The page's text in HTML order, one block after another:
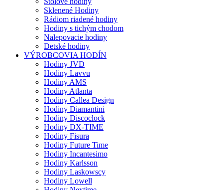
Sklenené Hodiny
Rádiom riadené hodiny
Hodiny s tichým chodom
Nalepovacie hodiny
Detské hodiny
VÝROBCOVIA HODÍN
Hodiny JVD
Hodiny Lavvu
Hodiny AMS
Hodiny Atlanta
Hodiny Callea Design
Hodiny Diamantini
Hodiny Discoclock
Hodiny DX-TIME
Hodiny Fisura
Hodiny Future Time
Hodiny Incantesimo
Hodiny Karlsson
Hodiny Laskowscy
Hodiny Lowell